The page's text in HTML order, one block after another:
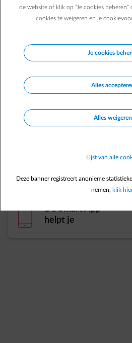
element-clock
Besparen zonder
element-mobile
De Smart App
helpt je
de website of klik op "Je cookies
cookies te weigeren en je
Je cookies
Alles
Alles weigeren
Lijst van alle
Deze banner registreert anonieme
nemen, klik